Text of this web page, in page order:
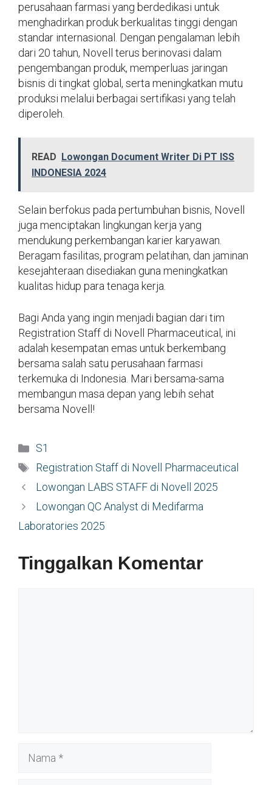
perusahaan farmasi yang berdedikasi untuk
menghadirkan produk berkualitas tinggi dengan
standar internasional. Dengan pengalaman lebih
dari 20 tahun, Novell terus berinovasi dalam
pengembangan produk, memperluas jaringan
bisnis di tingkat global, serta meningkatkan mutu
produksi melalui berbagai sertifikasi yang telah
diperoleh.
READ
Lowongan Document Writer Di PT ISS
INDONESIA 2024
Selain berfokus pada pertumbuhan bisnis, Novell
juga menciptakan lingkungan kerja yang
mendukung perkembangan karier karyawan.
Beragam fasilitas, program pelatihan, dan jaminan
kesejahteraan disediakan guna meningkatkan
kualitas hidup para tenaga kerja.
Bagi Anda yang ingin menjadi bagian dari tim
Registration Staff di Novell Pharmaceutical, ini
adalah kesempatan emas untuk berkembang
bersama salah satu perusahaan farmasi
terkemuka di Indonesia. Mari bersama-sama
membangun masa depan yang lebih sehat
bersama Novell!
Kategori
S1
Tag
Registration Staff di Novell Pharmaceutical
Lowongan LABS STAFF di Novell 2025
Lowongan QC Analyst di Medifarma
Laboratories 2025
Tinggalkan Komentar